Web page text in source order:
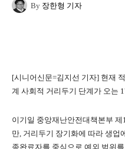
By 장한형 기자
[시니어신문=김지선 기자] 현재
계 사회적 거리두기 단계가 오는
이기일 중앙재난안전대책본부
만, 거리두기 장기화에 따라 생업
종완료자를 중심으로 예외 범위